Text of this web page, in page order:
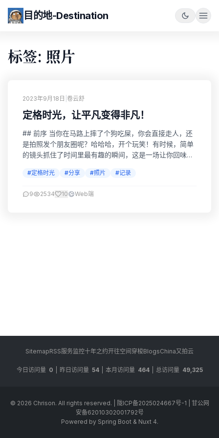
目的地-Destination
标签: 照片
2023年9月18日 卷云舒
定格时光，让平凡变得非凡！
## 前序 当你在马路上摔了个狗吃屎，你会直接走人，还
是拍照发个朋友圈呢？哈哈哈，开个玩笑！有时候，简单
的镜头抓住了时间里最有趣的瞬间，这是一场让你回味无
们每个人的生活都是一部喜剧，只等着被拍成电影。你可
发现身边充满了潜在的喜剧元素。比如，你那总是把咖啡
#定格时光 #分享 #照片 #记录
9 2534 10 Web端
SitemapRSS服务监控十年之约开往空间穿梭BlogsChina又拍云
今日访问量 0 昨日访问量 54 本月访问量 464 总访问量 49,325
© 2026 Chrison. All rights reserved. 陇ICP备2025024667号-1
甘公网
安备62010302001792号
Powered by Spring Boot & Nuxt 4.